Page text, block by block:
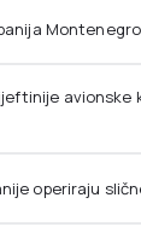
avionske
operiraju